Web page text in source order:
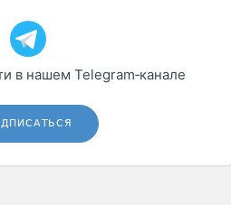
в нашем Telegram‑канале